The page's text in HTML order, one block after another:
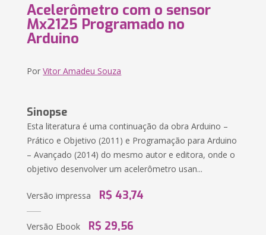
Acelerômetro com o sensor
Mx2125 Programado no
Arduino
PorVitor Amadeu Souza
Sinopse
Esta literatura é uma continuação da obra Arduino –
Prático e Objetivo (2011) e Programação para Arduino
– Avançado (2014) do mesmo autor e editora, onde o
objetivo desenvolver um acelerômetro usan...
Versão impressa R$ 43,74
Versão Ebook R$ 29,56